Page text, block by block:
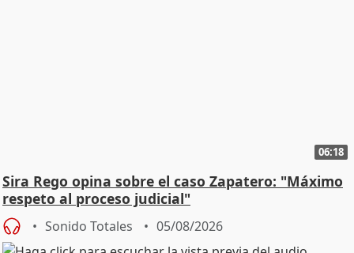
06:18
Sira Rego opina sobre el caso Zapatero: "Máximo
respeto al proceso judicial"
Sonido Totales 05/08/2026